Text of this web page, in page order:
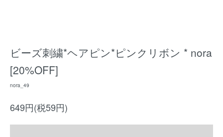
ビーズ刺繍*ヘアピン*ピンクリボン * nora
[20%OFF]
nora_49
649円(税59円)